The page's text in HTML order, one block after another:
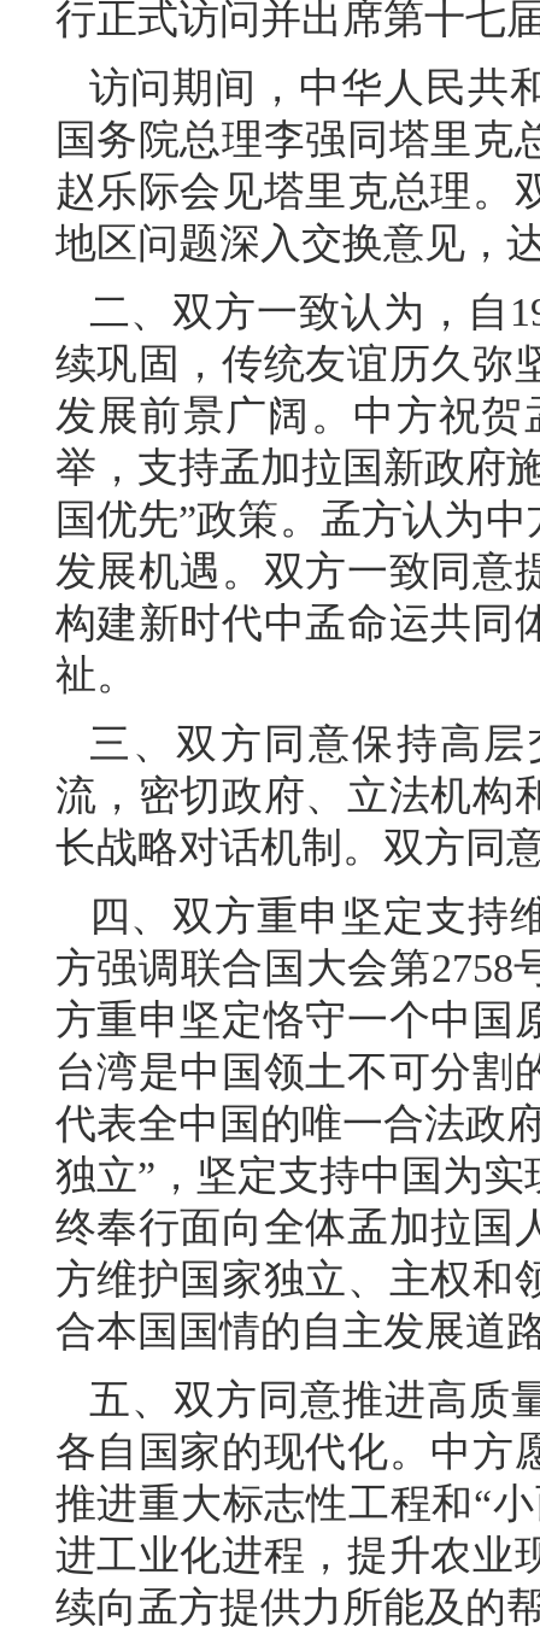
行正式访问并出席第十七
访问期间，中华人民共
国务院总理李强同塔里克
赵乐际会见塔里克总理。
地区问题深入交换意见，
二、双方一致认为，自
续巩固，传统友谊历久弥
发展前景广阔。中方祝贺
举，支持孟加拉国新政府
国优先”政策。孟方认为
发展机遇。双方一致同意
构建新时代中孟命运共同
祉。
三、双方同意保持高
流，密切政府、立法机构
长战略对话机制。双方同
四、双方重申坚定支持
方强调联合国大会第2758
方重申坚定恪守一个中国
台湾是中国领土不可分割
代表全中国的唯一合法政
独立”，坚定支持中国为
终奉行面向全体孟加拉国
方维护国家独立、主权和
合本国国情的自主发展道
五、双方同意推进高质
各自国家的现代化。中方
推进重大标志性工程和“
进工业化进程，提升农业
续向孟方提供力所能及的